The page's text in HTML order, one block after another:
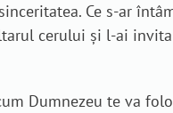
Ce s-ar
cerului și l-ai
Dumnezeu te va